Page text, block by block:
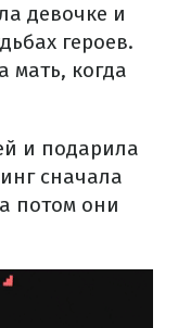
девочке и
героев.
мать, когда
и подарила
сначала
потом они